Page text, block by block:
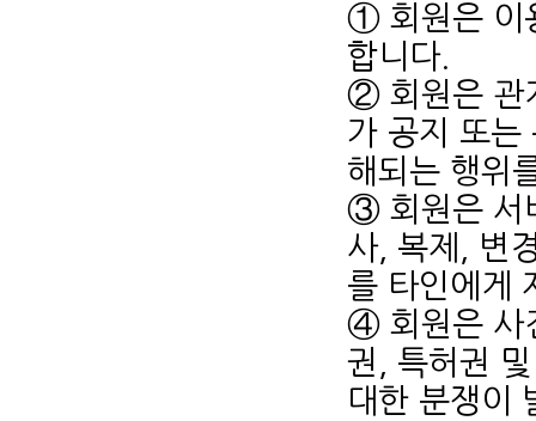
① 회원은 이
합니다.
② 회원은 관
가 공지 또는
해되는 행위
③ 회원은 서
사, 복제, 변
를 타인에게
④ 회원은 사
권, 특허권
대한 분쟁이